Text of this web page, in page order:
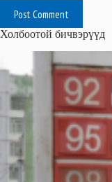
Post Comment
Холбоотой бичвэрүүд